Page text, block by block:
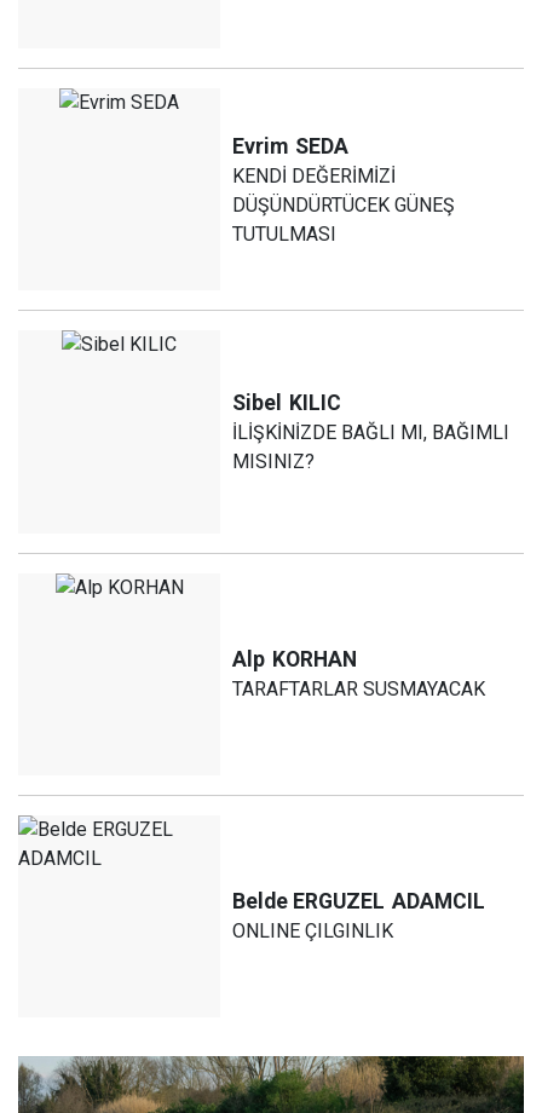
Evrim SEDA
KENDİ DEĞERİMİZİ
DÜŞÜNDÜRTÜCEK GÜNEŞ
TUTULMASI
Sibel KILIC
İLİŞKİNİZDE BAĞLI MI, BAĞIMLI
MISINIZ?
Alp KORHAN
TARAFTARLAR SUSMAYACAK
Belde ERGUZEL ADAMCIL
ONLINE ÇILGINLIK